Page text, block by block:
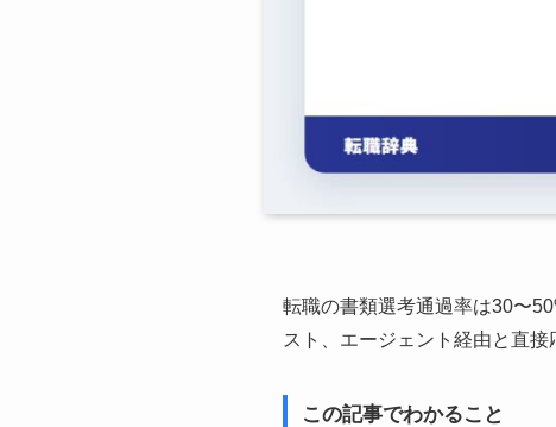
転職の書類選考通過率は30〜
スト、エージェント経由と直接
この記事でわかること